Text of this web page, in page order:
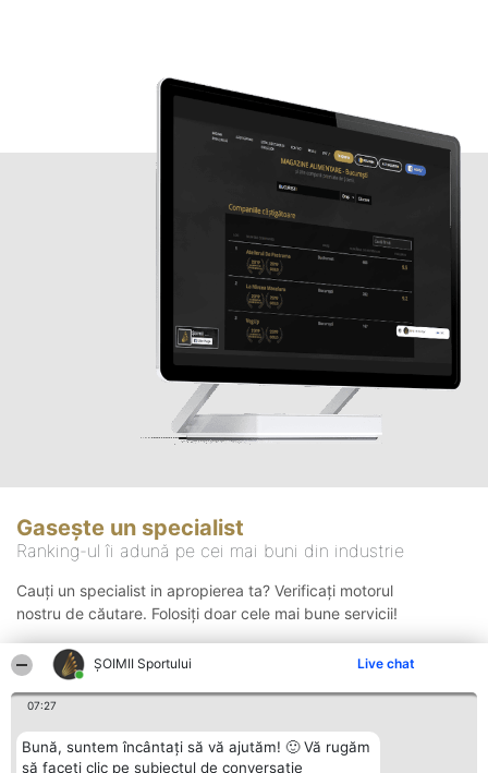
ȘOIMII Sportului Live chat
07:27
Bună, suntem încântați să vă ajutăm! 🙂 Vă rugăm
să faceți clic pe subiectul de conversație
Gasește un specialist
Ranking-ul îi adună pe cei mai buni din industrie
Cauți un specialist in apropierea ta? Verificați motorul
nostru de căutare. Folosiți doar cele mai bune servicii!